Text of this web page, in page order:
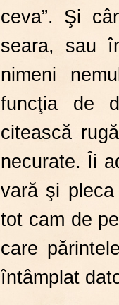
ceva”. Şi
seara, sau
nimeni
funcţia de
citească
necurate. Îi
vară şi
tot cam de
care
întâmplat